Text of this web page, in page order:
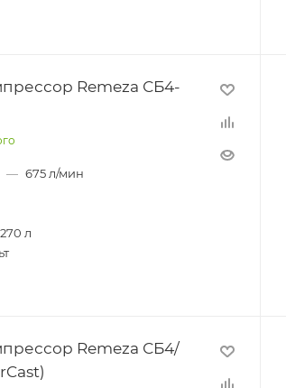
Remeza СБ4-
— 675 л/мин
270 л
Remeza СБ4/